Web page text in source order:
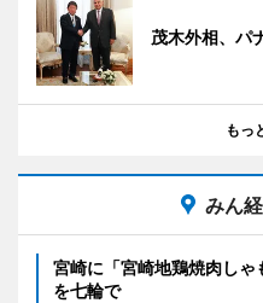
茂木外相、パ
もっ
みん
宮崎に「宮崎地鶏焼肉し
を七輪で